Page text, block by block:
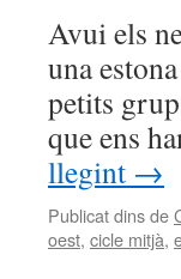
Avui els
una
petits
que ens
llegint →
Publicat dins de
oest, cicle mitjà,